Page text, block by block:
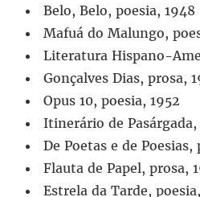
Belo, Belo, poesia, 1948
Mafuá do Malungo,
Literatura Hispano-
Gonçalves Dias, prosa,
Opus 10, poesia, 1952
Itinerário de Pasárgada,
De Poetas e de Poesias,
Flauta de Papel, prosa,
Estrela da Tarde,